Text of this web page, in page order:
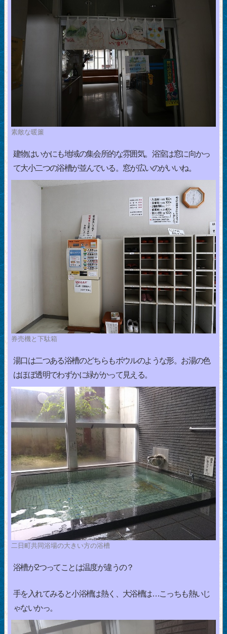
素敵な暖簾
建物はいかにも地域の集会所的な雰囲気。浴室は窓に向かっ
て大小二つの浴槽が並んでいる。窓が広いのがいいね。
券売機と下駄箱
湯口は二つある浴槽のどちらもボウルのような形。お湯の色
はほぼ透明でわずかに緑がかって見える。
二日町共同浴場の大きい方の浴槽
浴槽が2つってことは温度が違うの？
手を入れてみると小浴槽は熱く、大浴槽は…こっちも熱いじ
ゃないかっ。